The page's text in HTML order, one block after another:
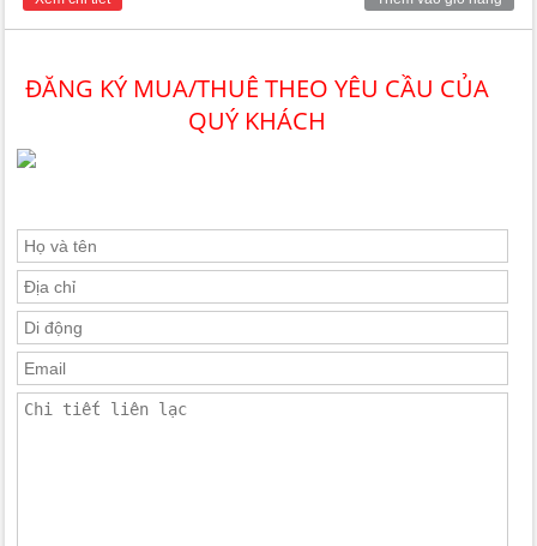
hoàn hảo dành cho gia đình bạn.
ĐĂNG KÝ MUA/THUÊ THEO YÊU CẦU CỦA
QUÝ KHÁCH